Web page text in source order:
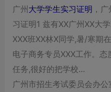
广州 大学学生实习证明 ，
习证明1 兹有XX广州XX大
XXX班XX林X同学,暑/寒期
电子商务专员XXX工作。
任务,很好的把学校…
广州市招生考试委员会办公